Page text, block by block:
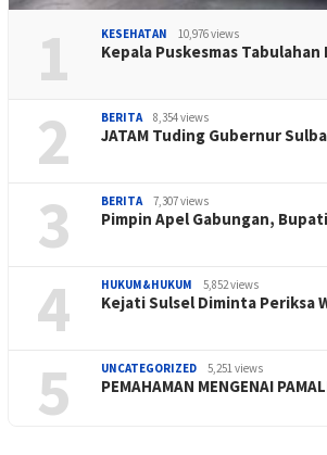
1 KESEHATAN 10,976 views
Kepala Puskesmas
2 BERITA 8,354 views
JATAM Tuding Gubernur
3 BERITA 7,307 views
Pimpin Apel Gabungan,
4 HUKUM&HUKUM 5,852 views
Kejati Sulsel Diminta Periksa
5 UNCATEGORIZED 5,251 views
PEMAHAMAN MENGENAI